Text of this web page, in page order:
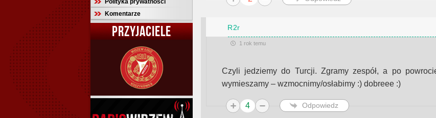
Polityka prywatności
Komentarze
PRZYJACIELE R2r
1 rok temu
Czyli jedziemy do Turcji. Zgramy zespół, a po
wymieszamy – wzmocnimy/osłabimy :) dobreee :)
4 Odpowiedz